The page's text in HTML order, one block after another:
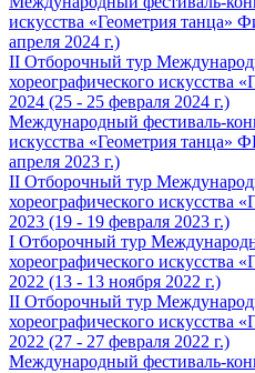
искусства «Геометрия танца»
апреля 2024 г.)
II Отборочный тур
хореографического искусства
2024 (25 - 25 февраля 2024 г.)
Международный фестиваль-
искусства «Геометрия танца»
апреля 2023 г.)
II Отборочный тур
хореографического искусства
2023 (19 - 19 февраля 2023 г.)
I Отборочный тур
хореографического искусства
2022 (13 - 13 ноября 2022 г.)
II Отборочный тур
хореографического искусства
2022 (27 - 27 февраля 2022 г.)
Международный фестиваль-